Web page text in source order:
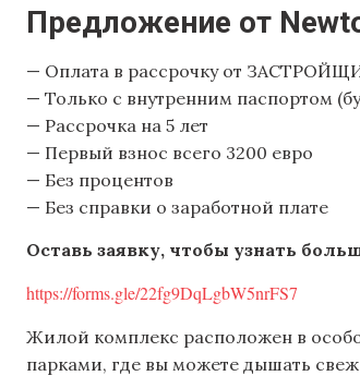
Предложение от
— Оплата в рассрочку от
— Только с внутренним паспортом
— Рассрочка на 5 лет
— Первый взнос всего 3200 евро
— Без процентов
— Без справки о заработной плате
Оставь заявку, чтобы узнать
https://forms.gle/22fg9DqLgbW5nrFS7
Жилой комплекс расположен в
парками, где вы можете дышать